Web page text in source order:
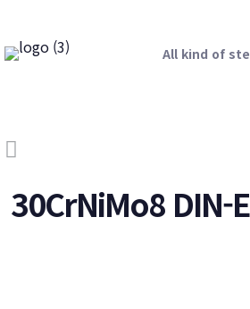
All kind of
30CrNiMo8 DIN-